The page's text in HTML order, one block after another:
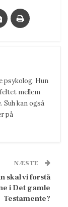
psykolog. Hun
mellem
Suh kan også
på
NÆSTE
skal vi forstå
i Det gamle
Testamente?